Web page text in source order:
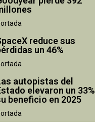
reduce sus
un 46%
autopistas del
elevaron un 33%
beneficio en 2025